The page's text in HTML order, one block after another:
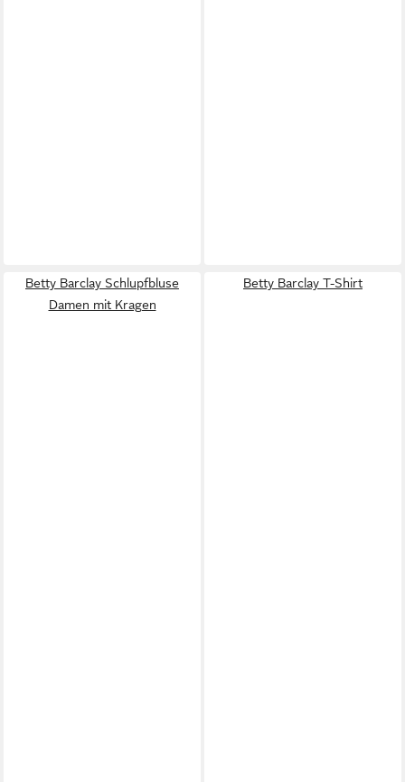
Betty Barclay Schlupfbluse
Damen mit Kragen
Betty Barclay T-Shirt